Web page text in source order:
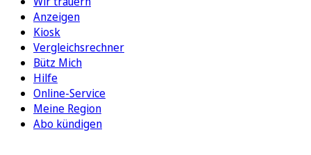
Anzeigen
Kiosk
Vergleichsrechner
Bütz Mich
Hilfe
Online-Service
Meine Region
Abo kündigen